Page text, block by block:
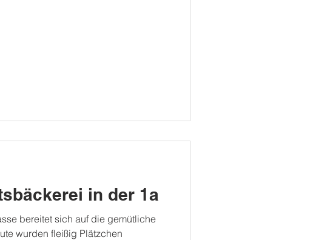
in der 1a
bereitet sich auf die gemütliche
wurden fleißig Plätzchen